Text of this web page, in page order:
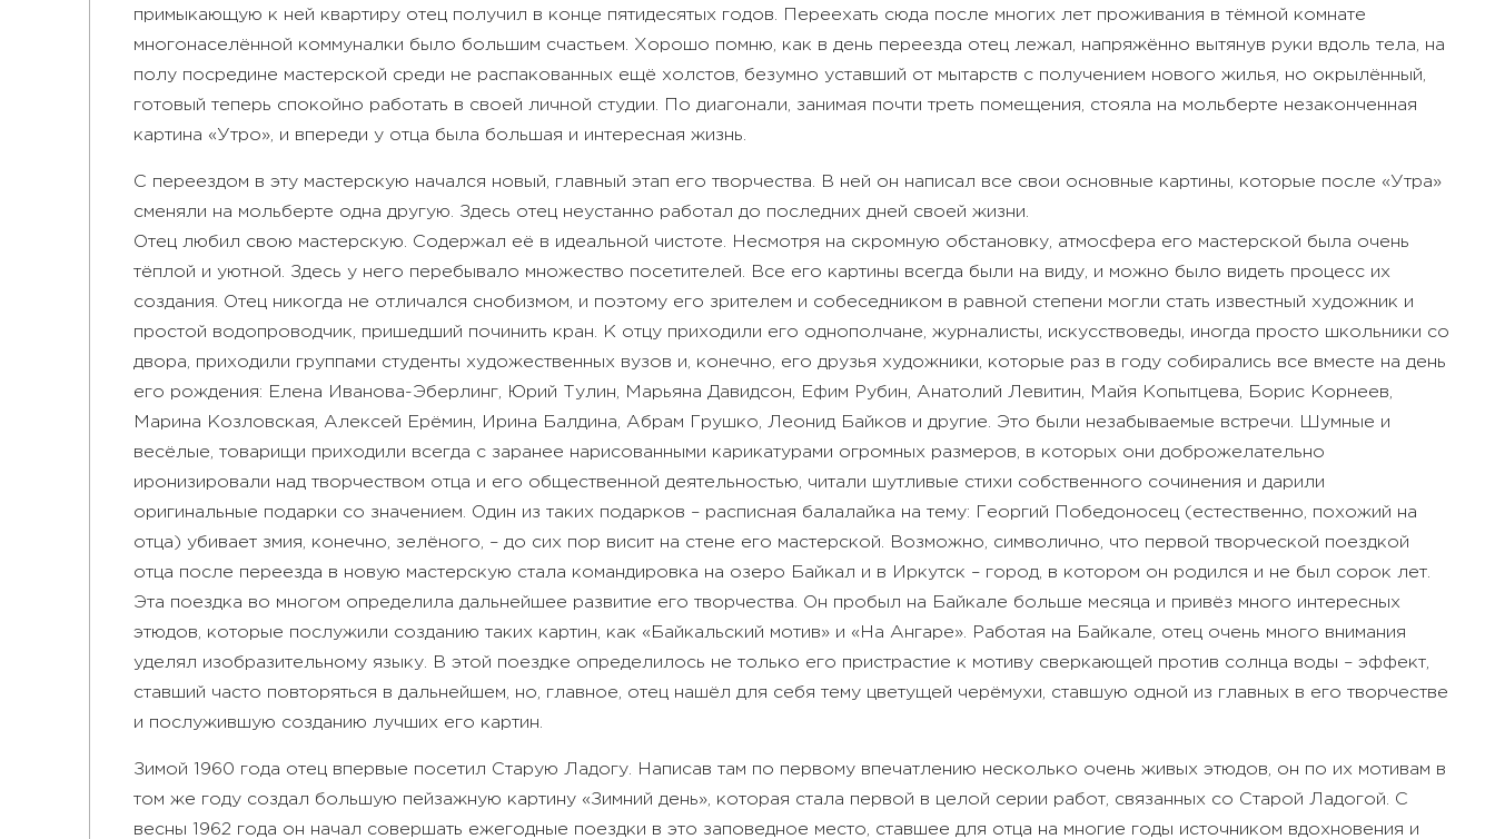
примыкающую к ней квартиру отец получил в конце пятидесятых годов. Переехать сюда после многих лет проживания в тёмной комнате
многонаселённой коммуналки было большим счастьем. Хорошо помню, как в день переезда отец лежал, напряжённо вытянув руки вдоль тела, на
полу посредине мастерской среди не распакованных ещё холстов, безумно уставший от мытарств с получением нового жилья, но окрылённый,
готовый теперь спокойно работать в своей личной студии. По диагонали, занимая почти треть помещения, стояла на мольберте незаконченная
картина «Утро», и впереди у отца была большая и интересная жизнь.
С переездом в эту мастерскую начался новый, главный этап его творчества. В ней он написал все свои основные картины, которые после «Утра»
сменяли на мольберте одна другую. Здесь отец неустанно работал до последних дней своей жизни.
Отец любил свою мастерскую. Содержал её в идеальной чистоте. Несмотря на скромную обстановку, атмосфера его мастерской была очень
тёплой и уютной. Здесь у него перебывало множество посетителей. Все его картины всегда были на виду, и можно было видеть процесс их
создания. Отец никогда не отличался снобизмом, и поэтому его зрителем и собеседником в равной степени могли стать известный художник и
простой водопроводчик, пришедший починить кран. К отцу приходили его однополчане, журналисты, искусствоведы, иногда просто школьники со
двора, приходили группами студенты художественных вузов и, конечно, его друзья художники, которые раз в году собирались все вместе на день
его рождения: Елена Иванова-Эберлинг, Юрий Тулин, Марьяна Давидсон, Ефим Рубин, Анатолий Левитин, Майя Копытцева, Борис Корнеев,
Марина Козловская, Алексей Ерёмин, Ирина Балдина, Абрам Грушко, Леонид Байков и другие. Это были незабываемые встречи. Шумные и
весёлые, товарищи приходили всегда с заранее нарисованными карикатурами огромных размеров, в которых они доброжелательно
иронизировали над творчеством отца и его общественной деятельностью, читали шутливые стихи собственного сочинения и дарили
оригинальные подарки со значением. Один из таких подарков – расписная балалайка на тему: Георгий Победоносец (естественно, похожий на
отца) убивает змия, конечно, зелёного, – до сих пор висит на стене его мастерской. Возможно, символично, что первой творческой поездкой
отца после переезда в новую мастерскую стала командировка на озеро Байкал и в Иркутск – город, в котором он родился и не был сорок лет.
Эта поездка во многом определила дальнейшее развитие его творчества. Он пробыл на Байкале больше месяца и привёз много интересных
этюдов, которые послужили созданию таких картин, как «Байкальский мотив» и «На Ангаре». Работая на Байкале, отец очень много внимания
уделял изобразительному языку. В этой поездке определилось не только его пристрастие к мотиву сверкающей против солнца воды – эффект,
ставший часто повторяться в дальнейшем, но, главное, отец нашёл для себя тему цветущей черёмухи, ставшую одной из главных в его творчестве
и послужившую созданию лучших его картин.
Зимой 1960 года отец впервые посетил Старую Ладогу. Написав там по первому впечатлению несколько очень живых этюдов, он по их мотивам в
том же году создал большую пейзажную картину «Зимний день», которая стала первой в целой серии работ, связанных со Старой Ладогой. С
весны 1962 года он начал совершать ежегодные поездки в это заповедное место, ставшее для отца на многие годы источником вдохновения и